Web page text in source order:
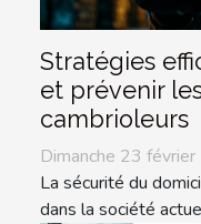
Stratégies
et prévenir
cambrioleurs
Dimanche 23
La sécurité du
dans la société